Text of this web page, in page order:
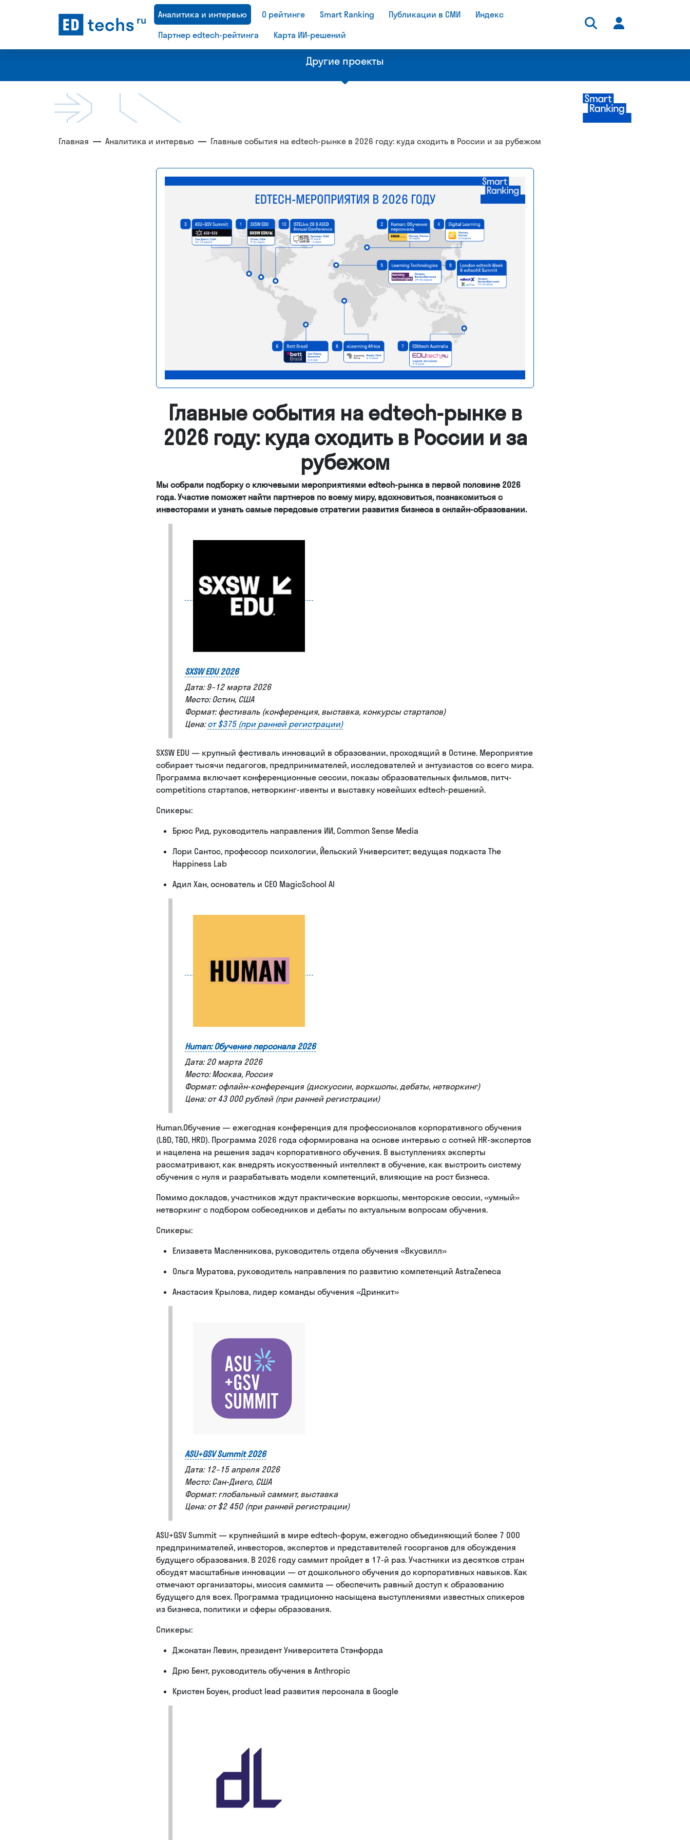
Аналитика и интервью О рейтинге Smart Ranking Публикации в СМИ
Индекс
Партнер edtech-рейтинга
Карта ИИ-решений
Другие проекты
рейтингами по
крупнейших эдтех-
Казахстана
крупнейших эдтех-
рынка онлайн-
Главная Аналитика и интервью Главные события на edtech-рынке в 2026 году: куда сходить в России и за рубежом
Главные события на edtech-рынке в
2026 году: куда сходить в России и за
рубежом
Мы собрали подборку с ключевыми мероприятиями edtech-рынка в первой половине 2026
года. Участие поможет найти партнеров по всему миру, вдохновиться, познакомиться с
инвесторами и узнать самые передовые стратегии развития бизнеса в онлайн-образовании.
SXSW EDU 2026
Дата: 9–12 марта 2026
Место: Остин, США
Формат: фестиваль (конференция, выставка, конкурсы стартапов)
Цена:от $375 (при ранней регистрации)
SXSW EDU — крупный фестиваль инноваций в образовании, проходящий в Остине. Мероприятие
собирает тысячи педагогов, предпринимателей, исследователей и энтузиастов со всего мира.
Программа включает конференционные сессии, показы образовательных фильмов, питч-
competitions стартапов, нетворкинг-ивенты и выставку новейших edtech-решений.
Спикеры:
Брюс Рид, руководитель направления ИИ, Common Sense Media
Лори Сантос, профессор психологии, Йельский Университет; ведущая подкаста The
Happiness Lab
Адил Хан, основатель и CEO MagicSchool AI
Human: Обучение персонала 2026
Дата: 20 марта 2026
Место: Москва, Россия
Формат: офлайн-конференция (дискуссии, воркшопы, дебаты, нетворкинг)
Цена: от 43 000 рублей (при ранней регистрации)
Human.Обучение — ежегодная конференция для профессионалов корпоративного обучения
(L&D, T&D, HRD). Программа 2026 года сформирована на основе интервью с сотней HR-экспертов
и нацелена на решения задач корпоративного обучения. В выступлениях эксперты
рассматривают, как внедрять искусственный интеллект в обучение, как выстроить систему
обучения с нуля и разрабатывать модели компетенций, влияющие на рост бизнеса.
Помимо докладов, участников ждут практические воркшопы, менторские сессии, «умный»
нетворкинг с подбором собеседников и дебаты по актуальным вопросам обучения.
Спикеры:
Елизавета Масленникова, руководитель отдела обучения «Вкусвилл»
Ольга Муратова, руководитель направления по развитию компетенций AstraZeneca
Анастасия Крылова, лидер команды обучения «Дринкит»
ASU+GSV Summit 2026
Дата: 12–15 апреля 2026
Место: Сан-Диего, США
Формат: глобальный саммит, выставка
Цена: от $2 450 (при ранней регистрации)
ASU+GSV Summit — крупнейший в мире edtech-форум, ежегодно объединяющий более 7 000
предпринимателей, инвесторов, экспертов и представителей госорганов для обсуждения
будущего образования. В 2026 году саммит пройдет в 17-й раз. Участники из десятков стран
обсудят масштабные инновации — от дошкольного обучения до корпоративных навыков. Как
отмечают организаторы, миссия саммита — обеспечить равный доступ к образованию
будущего для всех. Программа традиционно насыщена выступлениями известных спикеров
из бизнеса, политики и сферы образования.
Спикеры:
Джонатан Левин, президент Университета Стэнфорда
Дрю Бент, руководитель обучения в Anthropic
Кристен Боуен, product lead развития персонала в Google